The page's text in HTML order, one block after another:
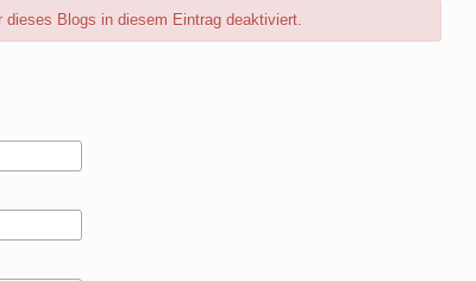
Blogs in diesem Eintrag deaktiviert.